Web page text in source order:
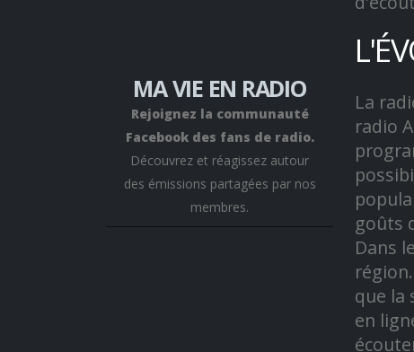
MA VIE EN RADIO
Rejoignez la communauté
Facebook des fans de radio.
Découvrez et réagissez autour
des émissions partagées par nos
membres.
La
radio
goûts
Dans
que la
en